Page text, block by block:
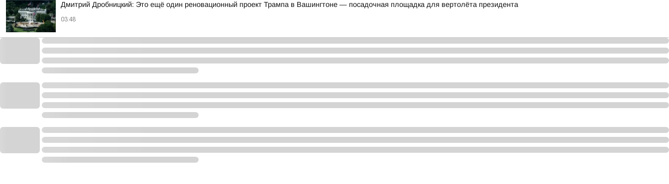
Дмитрий Дробницкий: Это ещё один реновационный проект Трампа в Вашингтоне — посадочная площадка для вертолёта президента
03:48